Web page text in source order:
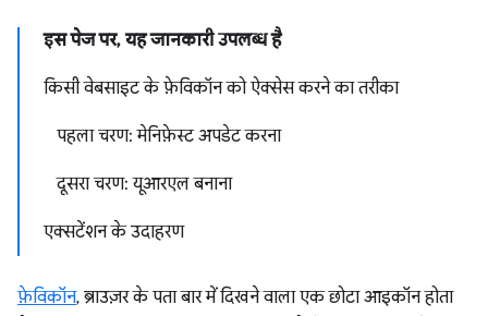
इस पेज पर, यह जानकारी उपलब्ध है
किसी वेबसाइट के फ़ेविकॉन को ऐक्सेस करने का तरीका
पहला चरण: मेनिफ़ेस्ट अपडेट करना
दूसरा चरण: यूआरएल बनाना
एक्सटेंशन के उदाहरण
फ़ेविकॉन, ब्राउज़र के पता बार में दिखने वाला एक छोटा आइकॉन होता